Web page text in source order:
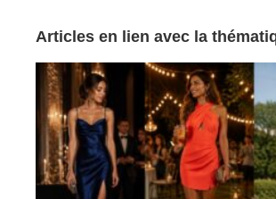
Articles en lien avec la